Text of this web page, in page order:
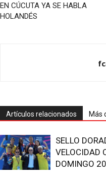
EN CÚCUTA YA SE HABLA
HOLANDÉS
Artículos relacionados Más
SELLO
VELOCIDAD
DOMINGO